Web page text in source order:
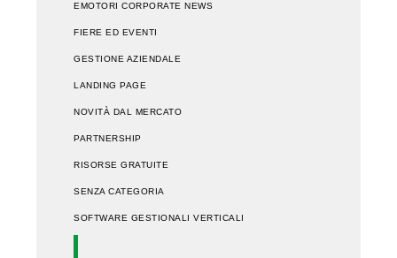
EMOTORI CORPORATE NEWS
FIERE ED EVENTI
GESTIONE AZIENDALE
LANDING PAGE
NOVITÀ DAL MERCATO
PARTNERSHIP
RISORSE GRATUITE
SENZA CATEGORIA
SOFTWARE GESTIONALI VERTICALI